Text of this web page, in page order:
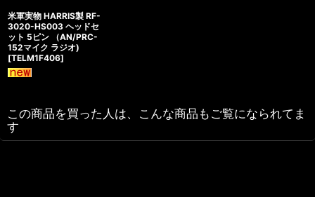
米軍実物 HARRIS製 RF-
3020-HS003 ヘッドセ
ット 5ピン （AN/PRC-
152マイク ラジオ)
[TELM1F406]
この商品を買った人は、こんな商品もご覧になられてま
す